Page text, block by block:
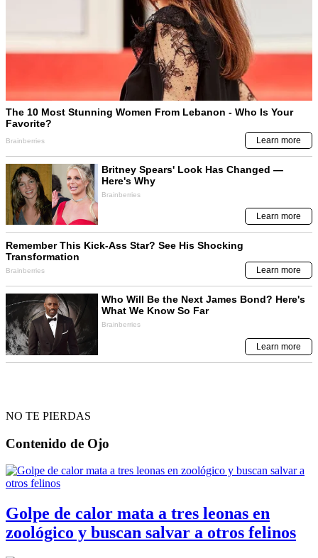
NO TE PIERDAS
Contenido de Ojo
Golpe de calor mata a tres leonas en
zoológico y buscan salvar a otros felinos